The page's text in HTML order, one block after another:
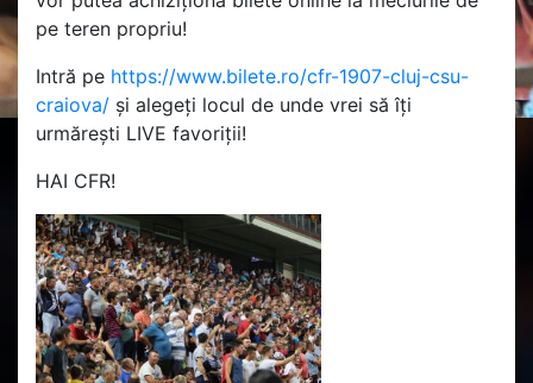
pe teren propriu!
Intră pe https://www.bilete.ro/cfr-1907-cluj-csu-
craiova/ și alegeți locul de unde vrei să îți
urmărești LIVE favoriții!
HAI CFR!